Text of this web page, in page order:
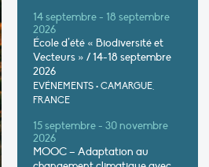
14 septembre - 18 septembre
2026
École d’été « Biodiversité et
Vecteurs » / 14-18 septembre
2026
EVÉNEMENTS • CAMARGUE,
FRANCE
15 septembre - 30 novembre
2026
MOOC – Adaptation au